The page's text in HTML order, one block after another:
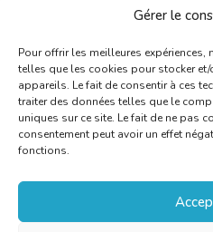
Gérer le
Pour offrir les meilleures
telles que les cookies pour stocker
appareils. Le fait de consentir à ces
traiter des données telles que le
uniques sur ce site. Le fait de ne pas
consentement peut avoir un effet
fonctions.
Engels